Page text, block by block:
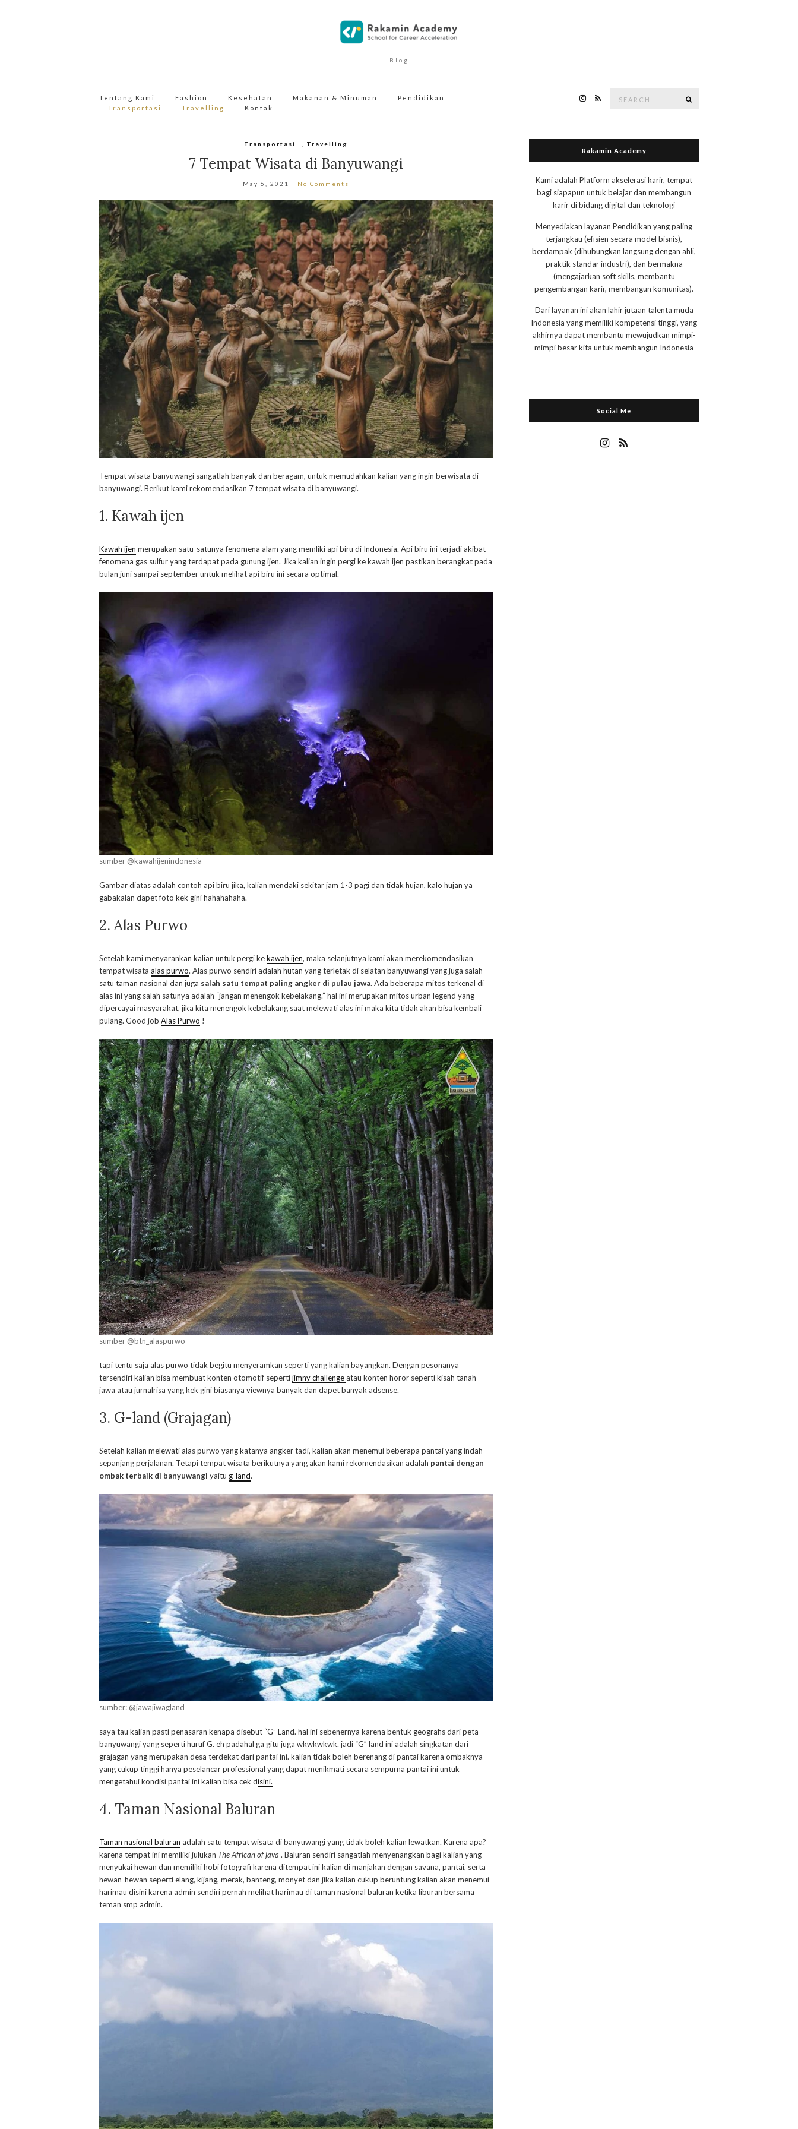
Blog
Tentang Kami Fashion Kesehatan Makanan & Minuman
Pendidikan
Transportasi
Travelling Kontak
Transportasi Travelling
7 Tempat Wisata di Banyuwangi
May 6, 2021 No Comments
Tempat wisata banyuwangi sangatlah banyak dan beragam, untuk memudahkan kalian yang ingin berwisata di
banyuwangi. Berikut kami rekomendasikan 7 tempat wisata di banyuwangi.
1. Kawah ijen
Kawah ijen merupakan satu-satunya fenomena alam yang memliki api biru di Indonesia. Api biru ini terjadi akibat
fenomena gas sulfur yang terdapat pada gunung ijen. Jika kalian ingin pergi ke kawah ijen pastikan berangkat pada
bulan juni sampai september untuk melihat api biru ini secara optimal.
sumber @kawahijenindonesia
Gambar diatas adalah contoh api biru jika, kalian mendaki sekitar jam 1-3 pagi dan tidak hujan, kalo hujan ya
gabakalan dapet foto kek gini hahahahaha.
2. Alas Purwo
Setelah kami menyarankan kalian untuk pergi kekawah ijen, maka selanjutnya kami akan merekomendasikan
tempat wisata alas purwo. Alas purwo sendiri adalah hutan yang terletak di selatan banyuwangi yang juga salah
satu taman nasional dan juga salah satu tempat paling angker di pulau jawa. Ada beberapa mitos terkenal di
alas ini yang salah satunya adalah “jangan menengok kebelakang.” hal ini merupakan mitos urban legend yang
dipercayai masyarakat, jika kita menengok kebelakang saat melewati alas ini maka kita tidak akan bisa kembali
pulang. Good job Alas Purwo !
sumber @btn_alaspurwo
tapi tentu saja alas purwo tidak begitu menyeramkan seperti yang kalian bayangkan. Dengan pesonanya
tersendiri kalian bisa membuat konten otomotif sepertijimny challengeatau konten horor seperti kisah tanah
jawa atau jurnalrisa yang kek gini biasanya viewnya banyak dan dapet banyak adsense.
3. G-land (Grajagan)
Setelah kalian melewati alas purwo yang katanya angker tadi, kalian akan menemui beberapa pantai yang indah
sepanjang perjalanan. Tetapi tempat wisata berikutnya yang akan kami rekomendasikan adalah pantai dengan
ombak terbaik di banyuwangi yaitu g-land.
sumber: @jawajiwagland
saya tau kalian pasti penasaran kenapa disebut “G” Land. hal ini sebenernya karena bentuk geografis dari peta
banyuwangi yang seperti huruf G. eh padahal ga gitu juga wkwkwkwk. jadi “G” land ini adalah singkatan dari
grajagan yang merupakan desa terdekat dari pantai ini. kalian tidak boleh berenang di pantai karena ombaknya
yang cukup tinggi hanya peselancar professional yang dapat menikmati secara sempurna pantai ini untuk
mengetahui kondisi pantai ini kalian bisa cek disini.
4. Taman Nasional Baluran
Taman nasional baluran adalah satu tempat wisata di banyuwangi yang tidak boleh kalian lewatkan. Karena apa?
karena tempat ini memiliki julukan The African of java . Baluran sendiri sangatlah menyenangkan bagi kalian yang
menyukai hewan dan memiliki hobi fotografi karena ditempat ini kalian di manjakan dengan savana, pantai, serta
hewan-hewan seperti elang, kijang, merak, banteng, monyet dan jika kalian cukup beruntung kalian akan menemui
harimau disini karena admin sendiri pernah melihat harimau di taman nasional baluran ketika liburan bersama
teman smp admin.
Rakamin Academy
Kami adalah Platform akselerasi karir, tempat
bagi siapapun untuk belajar dan membangun
karir di bidang digital dan teknologi
Menyediakan layanan Pendidikan yang paling
terjangkau (efisien secara model bisnis),
berdampak (dihubungkan langsung dengan ahli,
praktik standar industri), dan bermakna
(mengajarkan soft skills, membantu
pengembangan karir, membangun komunitas).
Dari layanan ini akan lahir jutaan talenta muda
Indonesia yang memiliki kompetensi tinggi, yang
akhirnya dapat membantu mewujudkan mimpi-
mimpi besar kita untuk membangun Indonesia
Social Me